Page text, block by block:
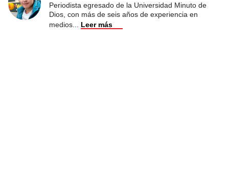
Periodista egresado de la Universidad Minuto de
Dios, con más de seis años de experiencia en
medios
Leer más